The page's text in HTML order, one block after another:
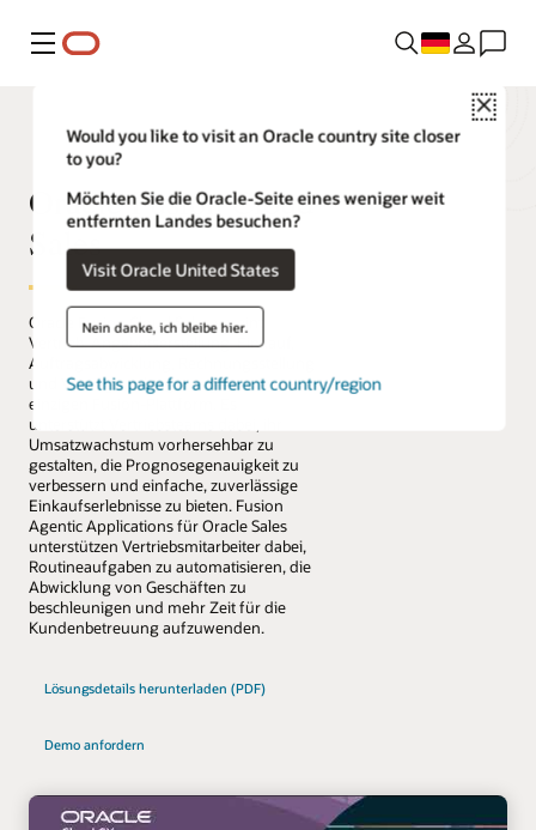
Menü
Close
Would you like to visit an Oracle country site closer
to you?
Möchten Sie die Oracle-Seite eines weniger weit
entfernten Landes besuchen?
Visit Oracle United States
Nein danke, ich bleibe hier.
See this page for a different country/region
Oracle Fusion Cloud
Sales
Oracle Fusion Cloud Sales vereint
Vertrieb, Angebotserstellung, Einkauf,
Auftragsabwicklung, Rechnungsstellung
und Vertragsverlängerungen auf einer
einzigen Fusion-Plattform. Es
unterstützt Vertriebsteams dabei, ihr
Umsatzwachstum vorhersehbar zu
gestalten, die Prognosegenauigkeit zu
verbessern und einfache, zuverlässige
Einkaufserlebnisse zu bieten. Fusion
Agentic Applications für Oracle Sales
unterstützen Vertriebsmitarbeiter dabei,
Routineaufgaben zu automatisieren, die
Abwicklung von Geschäften zu
beschleunigen und mehr Zeit für die
Kundenbetreuung aufzuwenden.
Lösungsdetails herunterladen (PDF)
Demo anfordern